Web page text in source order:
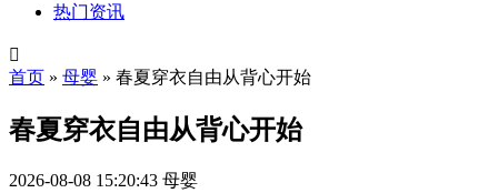
热门资讯

首页 » 母婴 » 春夏穿衣自由从背心开始
春夏穿衣自由从背心开始
2026-08-08 15:20:43 母婴